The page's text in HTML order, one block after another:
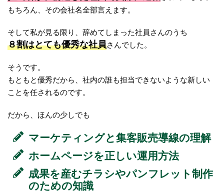
もちろん、その会社名全部言えます。
そして私が見る限り、辞めてしまった社員さんのうち
８割はとても優秀な社員さんでした。
そうです。
もともと優秀だから、社内の誰も担当できないような新しい
ことを任されるのです。
だから、ほんの少しでも
マーケティングと集客販売導線の理解
ホームページを正しい運用方法
成果を産むチラシやパンフレット制作
のための知識